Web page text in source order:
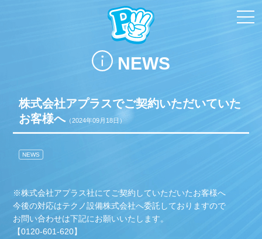
NEWS
株式会社アプラスでご契約いただいていた
お客様へ（2024年09月18日）
NEWS
※株式会社アプラス社にてご契約していただいたお客様へ
今後の対応はテクノ設備株式会社へ委託しておりますので
お問い合わせは下記にお願いいたします。
【0120-601-620】